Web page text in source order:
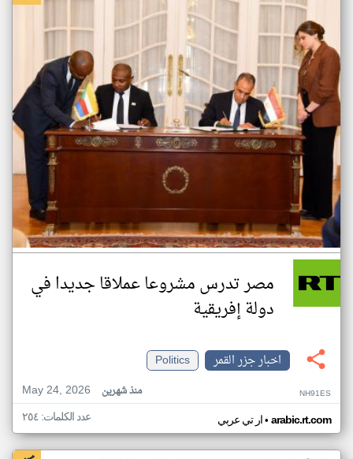
مصر تدرس مشروعا عملاقا جديدا في
دولة إفريقية
اخبار جزر القمر
Politics
May 24, 2026
منذ شهرين NH91ES
ار تي عربي• arabic.rt.com عدد الكلمات: ٢٥٤